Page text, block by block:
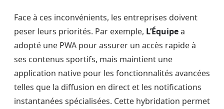
Face à ces inconvénients, les entreprises doivent
peser leurs priorités. Par exemple, L’Équipea
adopté une PWA pour assurer un accès rapide à
ses contenus sportifs, mais maintient une
application native pour les fonctionnalités avancées
telles que la diffusion en direct et les notifications
instantanées spécialisées. Cette hybridation permet